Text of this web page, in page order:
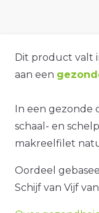
Dit product valt
aan een
In een gezonde
schaal- en
makreelfilet
Oordeel
Schijf van Vijf